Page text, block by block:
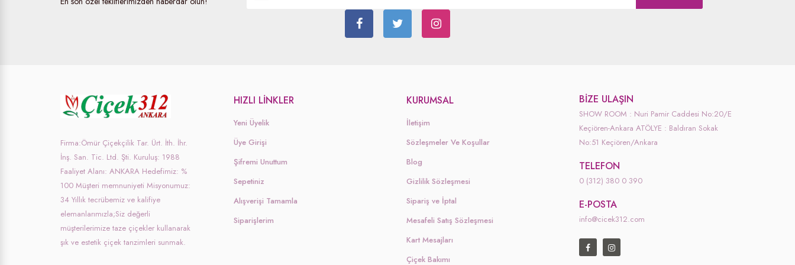
Gelin Buketi
Düğün Çiçekleri
Cenaze Çelenkleri
Firma:Ömür Çiçekçilik Tar. Ürt. İth. İhr.
İnş. San. Tic. Ltd. Şti. Kuruluş: 1988
Faaliyet Alanı: ANKARA Hedefimiz: %
100 Müşteri memnuniyeti Misyonumuz:
34 Yıllık tecrübemiz ve kalifiye
elemanlarımızla;Siz değerli
müşterilerimize taze çiçekler kullanarak
şık ve estetik çiçek tanzimleri sunmak.
HIZLI LINKLER
Yeni Üyelik
Üye Girişi
Şifremi Unuttum
Sepetiniz
Alışverişi Tamamla
Siparişlerim
KURUMSAL
İletişim
Sözleşmeler Ve Koşullar
Blog
Gizlilik Sözleşmesi
Sipariş ve İptal
Mesafeli Satış Sözleşmesi
Kart Mesajları
Çiçek Bakımı
BIZE ULAŞIN
SHOW ROOM : Nuri Pamir Caddesi No:20/E
Keçiören-Ankara ATÖLYE : Baldıran Sokak
No:51 Keçiören/Ankara
TELEFON
0 (312) 380 0 390
E-POSTA
info@cicek312.com